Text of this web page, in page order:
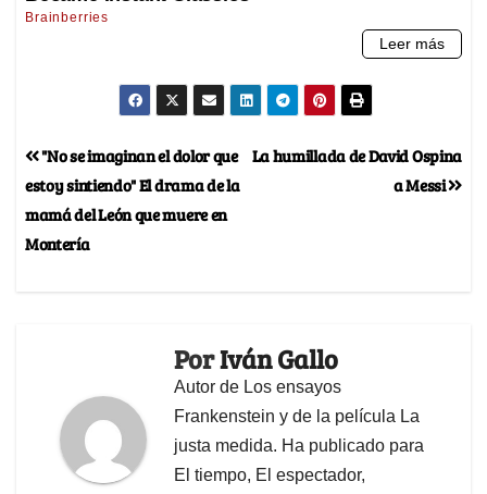
La humillada de David Ospina
a Messi
"No se imaginan el dolor que
estoy sintiendo" El drama de la
mamá del León que muere en
Montería
PorIván Gallo
Autor de Los ensayos
Frankenstein y de la película La
justa medida. Ha publicado para
El tiempo, El espectador,